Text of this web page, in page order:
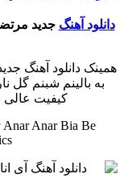
دانلود آهنگ جدید
همینک دانلود آهنگ
کیفیت عالی
Anar Bia Be